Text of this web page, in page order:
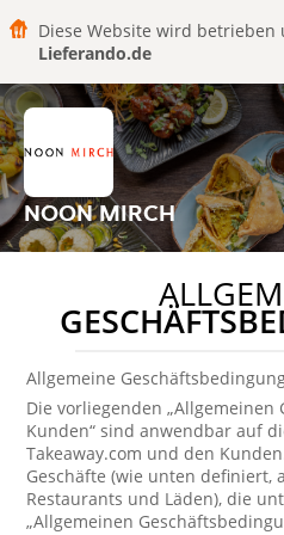
Diese Website wird
Lieferando.de
NOON MIRCH
Allgemeine
Die vorliegenden
Kunden“ sind anwendbar auf
Takeaway.com und den
Geschäfte (wie unten definiert,
Restaurants und Läden), die
„Allgemeinen